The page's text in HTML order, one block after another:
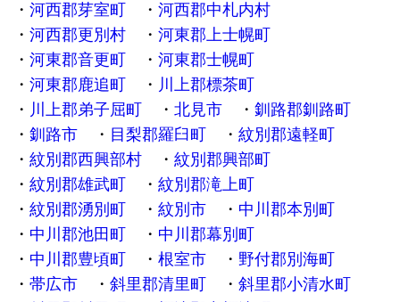
河西郡芽室町
河西郡中札内村
河西郡更別村
河東郡上士幌町
河東郡音更町
河東郡士幌町
河東郡鹿追町
川上郡標茶町
川上郡弟子屈町
北見市
釧路郡釧路町
釧路市
目梨郡羅臼町
紋別郡遠軽町
紋別郡西興部村
紋別郡興部町
紋別郡雄武町
紋別郡滝上町
紋別郡湧別町
紋別市
中川郡本別町
中川郡池田町
中川郡幕別町
中川郡豊頃町
根室市
野付郡別海町
帯広市
斜里郡清里町
斜里郡小清水町